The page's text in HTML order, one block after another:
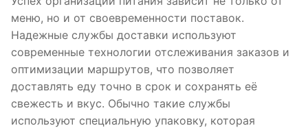
меню, но и от своевременности поставок.
Надежные службы доставки используют
современные технологии отслеживания заказов и
оптимизации маршрутов, что позволяет
доставлять еду точно в срок и сохранять её
свежесть и вкус. Обычно такие службы
используют специальную упаковку, которая